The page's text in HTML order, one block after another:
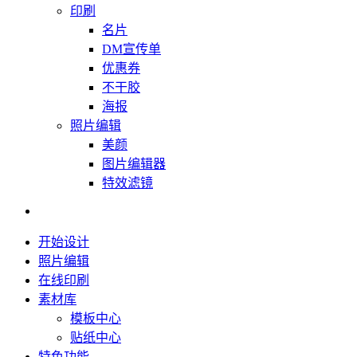
印刷
名片
DM宣传单
优惠券
不干胶
海报
照片编辑
美颜
图片编辑器
特效滤镜
开始设计
照片编辑
在线印刷
素材库
模板中心
贴纸中心